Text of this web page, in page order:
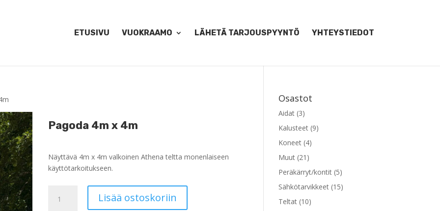
ETUSIVU VUOKRAAMO LÄHETÄ TARJOUSPYYNTÖ YHTEYSTIEDOT
Pagoda 4m x 4m
Näyttävä 4m x 4m valkoinen Athena teltta monenlaiseen
käyttötarkoitukseen.
Lisää ostoskoriin
Osastot
Aidat (3)
Kalusteet (9)
Koneet (4)
Muut (21)
Peräkärryt/kontit (5)
Sähkötarvikkeet (15)
Teltat (10)